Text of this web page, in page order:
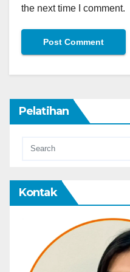
the next time I comment.
Pelatihan
Kontak